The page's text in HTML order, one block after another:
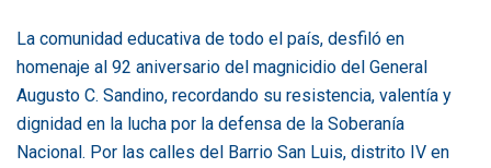
La comunidad educativa de todo el país, desfiló en
homenaje al 92 aniversario del magnicidio del General
Augusto C. Sandino, recordando su resistencia, valentía y
dignidad en la lucha por la defensa de la Soberanía
Nacional. Por las calles del Barrio San Luis, distrito IV en